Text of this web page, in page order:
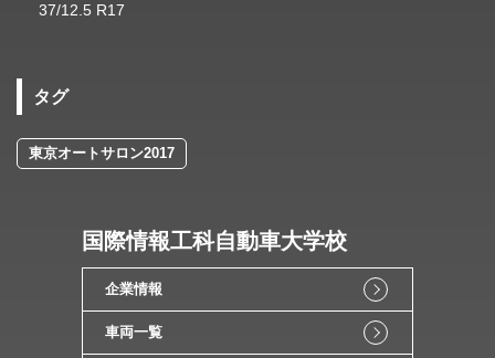
37/12.5 R17
タグ
東京オートサロン2017
国際情報工科自動車大学校
企業情報
車両一覧